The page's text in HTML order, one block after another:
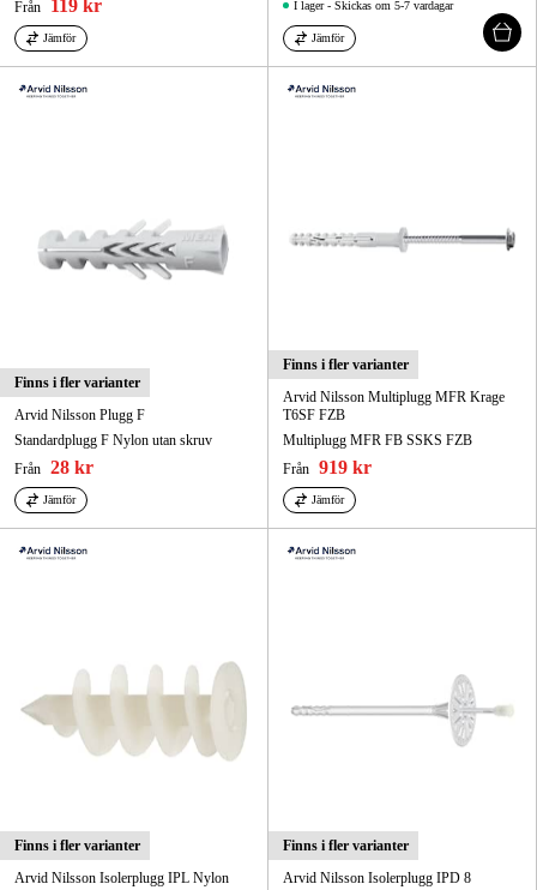
Från 119 kr
Jämför
I lager - Skickas om 5-7 vardagar
Jämför
Finns i fler varianter
Arvid Nilsson Plugg F
Standardplugg F Nylon utan skruv
Från 28 kr
Jämför
Finns i fler varianter
Arvid Nilsson Multiplugg MFR Krage
T6SF FZB
Multiplugg MFR FB SSKS FZB
Från 919 kr
Jämför
Finns i fler varianter
Arvid Nilsson Isolerplugg IPL Nylon
Finns i fler varianter
Arvid Nilsson Isolerplugg IPD 8